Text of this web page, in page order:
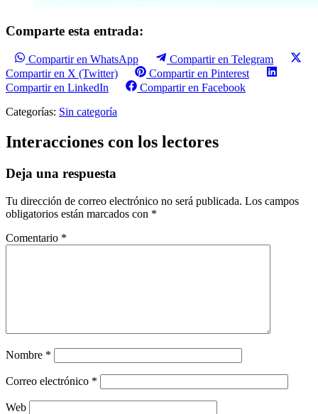
Comparte esta entrada:
Compartir en WhatsApp
Compartir en Telegram
Compartir en X (Twitter)
Compartir en Pinterest
Compartir en LinkedIn
Compartir en Facebook
Categorías: Sin categoría
Interacciones con los lectores
Deja una respuesta
Tu dirección de correo electrónico no será publicada. Los campos
obligatorios están marcados con *
Comentario *
Nombre *
Correo electrónico *
Web